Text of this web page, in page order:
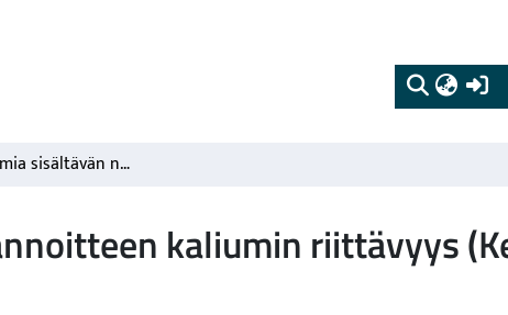
Vähän kaliumia sisältävän nk-lannoitteen kaliumin riittävyys (Kem N5)
kaliumin riittävyys